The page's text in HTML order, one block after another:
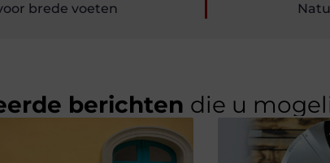
brede voeten
berichten die u